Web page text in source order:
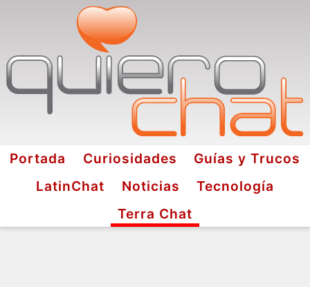
Portada Curiosidades
Guías y Trucos
LatinChat
Noticias
Tecnología
Terra Chat